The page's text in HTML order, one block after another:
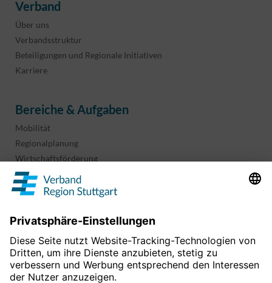
Verband
Über uns
Verbandsstruktur
Beteiligungen und Regionale Initiativen
Karriere
Bereiche & Aufgaben
Mobilität
Regionalplanung
Wirtschaftsförderung
Sport und Kultur
Projekte & Programme
Informationen & Downloads